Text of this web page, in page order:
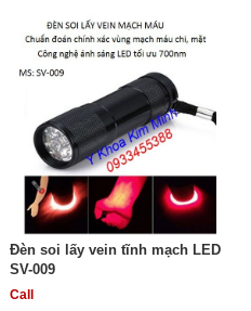
Đèn soi lấy vein tĩnh mạch LED
SV-009
Call